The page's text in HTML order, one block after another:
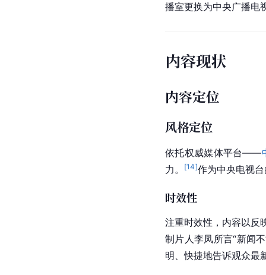
播室更换为中央广播电
内容现状
内容定位
风格定位
依托权威媒体平台——
力。
[14]作为中央电视
时效性
注重时效性，内容以反
制片人李凤所言“新闻
明、快捷地告诉观众最